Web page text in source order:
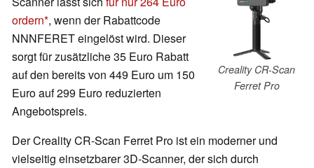
Creality CR-Scan
Ferret Pro
ordern , wenn der Rabattcode
NNNFERET eingelöst wird. Dieser
sorgt für zusätzliche 35 Euro Rabatt
auf den bereits von 449 Euro um 150
Euro auf 299 Euro reduzierten
Angebotspreis.
Der Creality CR-Scan Ferret Pro ist ein moderner und
vielseitig einsetzbarer 3D-Scanner, der sich durch